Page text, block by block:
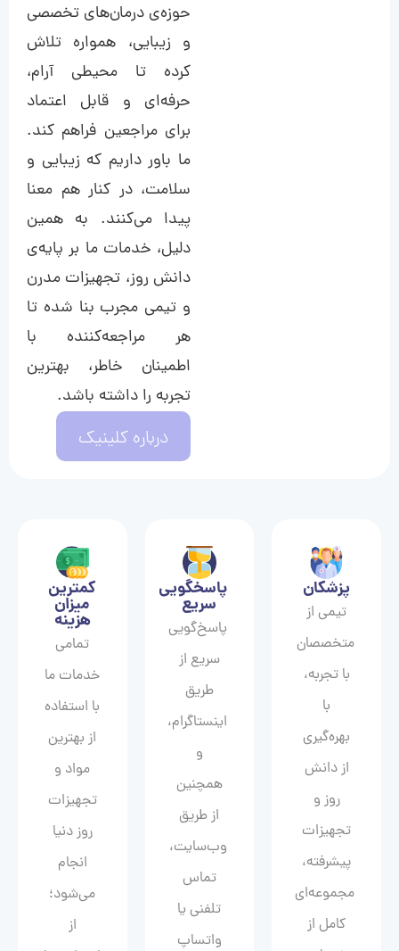
حوزه‌ی درمان‌های تخصصی
و زیبایی، همواره تلاش
کرده تا محیطی آرام،
حرفه‌ای و قابل اعتماد
برای مراجعین فراهم کند.
ما باور داریم که زیبایی و
سلامت، در کنار هم معنا
پیدا می‌کنند. به همین
دلیل، خدمات ما بر پایه‌ی
دانش روز، تجهیزات مدرن
و تیمی مجرب بنا شده تا
هر مراجعه‌کننده با
اطمینان خاطر، بهترین
تجربه را داشته باشد.
درباره کلینیک
پزشکان
تیمی از
متخصصان
با تجربه،
با
بهره‌گیری
از دانش
روز و
تجهیزات
پیشرفته،
مجموعه‌ای
کامل از
پاسخگویی
سریع
پاسخ‌گویی
سریع از
طریق
اینستاگرام،
و
همچنین
از طریق
وب‌سایت،
تماس
تلفنی یا
واتساپ
کمترین
میزان
هزینه
تمامی
خدمات ما
با استفاده
از بهترین
مواد و
تجهیزات
روز دنیا
انجام
می‌شود؛
از